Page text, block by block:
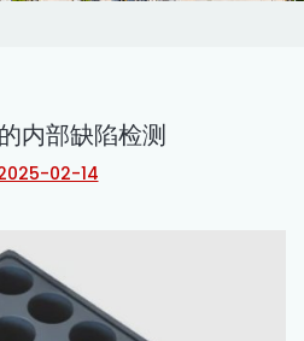
内部缺陷检测
02-14